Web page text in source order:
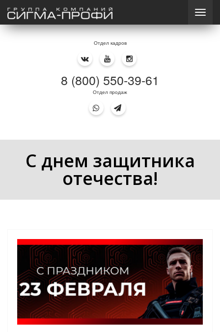
Отдел кадров
8 (800) 550-39-61
Отдел продаж
С днем защитника
отечества!